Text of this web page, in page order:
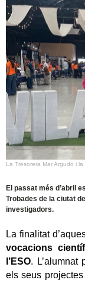
La Tresorera Mar Argudo i
El passat més d’abril
Trobades de la ciutat
investigadors.
La finalitat
vocacions
l’ESO.
L’alumnat
els seus